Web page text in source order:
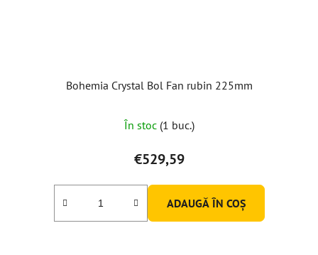
Bohemia Crystal Bol Fan rubin 225mm
În stoc (1 buc.)
€529,59
ADAUGĂ ÎN COŞ